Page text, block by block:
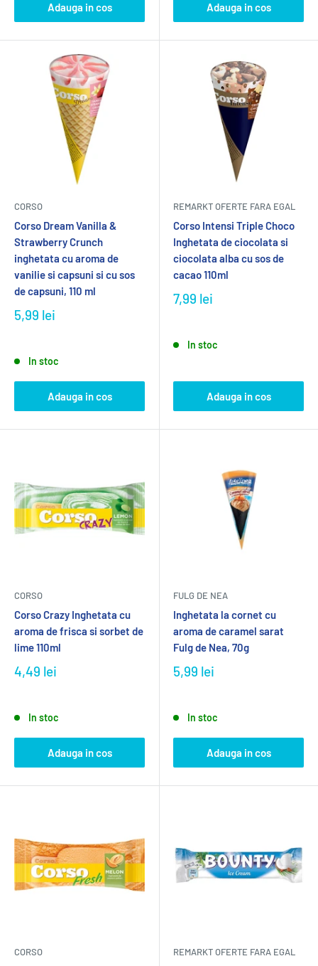
Adauga in cos Adauga in cos
CORSO
Corso Dream Vanilla &
Strawberry Crunch
inghetata cu aroma de
vanilie si capsuni si cu sos
de capsuni, 110 ml
5,99 lei
In stoc
Adauga in cos
REMARKT OFERTE FARA EGAL
Corso Intensi Triple Choco
Inghetata de ciocolata si
ciocolata alba cu sos de
cacao 110ml
7,99 lei
In stoc
Adauga in cos
CORSO
Corso Crazy Inghetata cu
aroma de frisca si sorbet de
lime 110ml
4,49 lei
In stoc
Adauga in cos
FULG DE NEA
Inghetata la cornet cu
aroma de caramel sarat
Fulg de Nea, 70g
5,99 lei
In stoc
Adauga in cos
CORSO REMARKT OFERTE FARA EGAL